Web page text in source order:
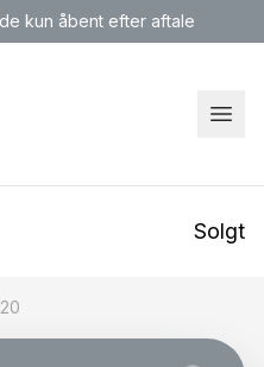
kun åbent efter aftale
Solgt